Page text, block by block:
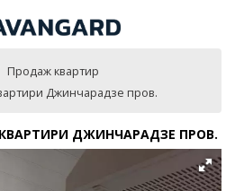
Продаж квартир
Джинчарадзе пров.
ДЖИНЧАРАДЗЕ ПРОВ.